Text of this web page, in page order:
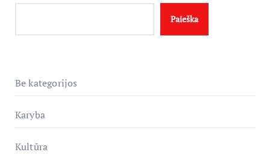
Paieška
Be kategorijos
Karyba
Kultūra